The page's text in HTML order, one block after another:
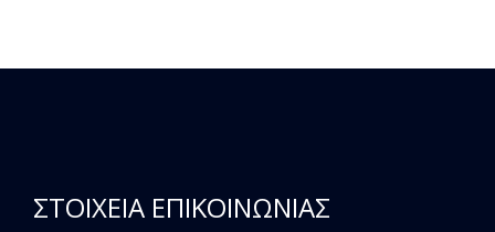
ΣΤΟΙΧΕΙΑ ΕΠΙΚΟΙΝΩΝΙΑΣ